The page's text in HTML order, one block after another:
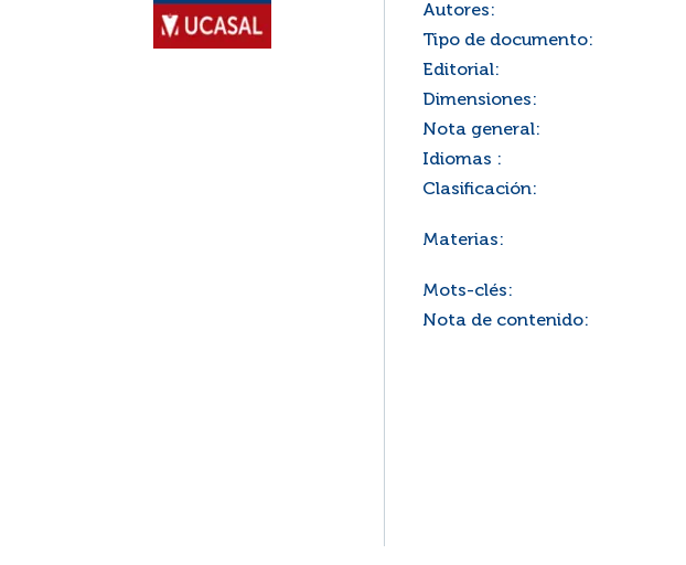
Autores:
Tipo de documento:
Editorial:
Dimensiones:
Nota general:
Idiomas :
Clasificación:
Materias:
Mots-clés:
Nota de contenido: